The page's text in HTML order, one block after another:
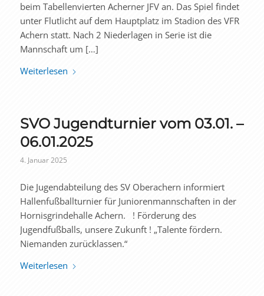
beim Tabellenvierten Acherner JFV an. Das Spiel findet
unter Flutlicht auf dem Hauptplatz im Stadion des VFR
Achern statt. Nach 2 Niederlagen in Serie ist die
Mannschaft um […]
Weiterlesen
SVO Jugendturnier vom 03.01. –
06.01.2025
4. Januar 2025
Die Jugendabteilung des SV Oberachern informiert
Hallenfußballturnier für Juniorenmannschaften in der
Hornisgrindehalle Achern. ! Förderung des
Jugendfußballs, unsere Zukunft ! „Talente fördern.
Niemanden zurücklassen.“
Weiterlesen